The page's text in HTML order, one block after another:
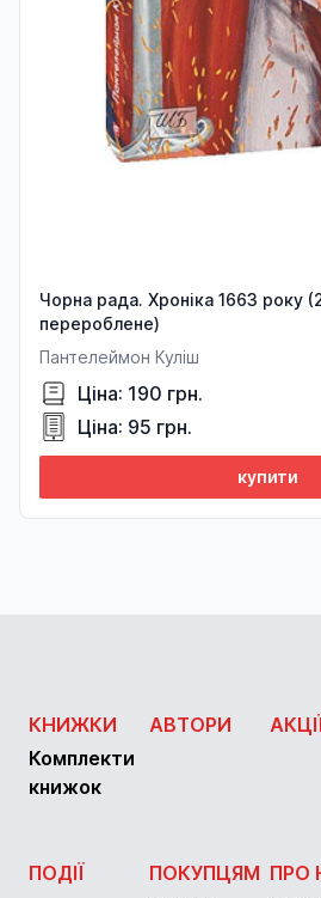
Чорна рада. Хроніка 1663 року
перероблене)
Пантелеймон Куліш
Ціна: 190 грн.
Ціна: 95 грн.
купити
КНИЖКИ
Комплекти
книжок
АВТОРИ
ПОДІЇ
ПОКУПЦЯМ ПРО